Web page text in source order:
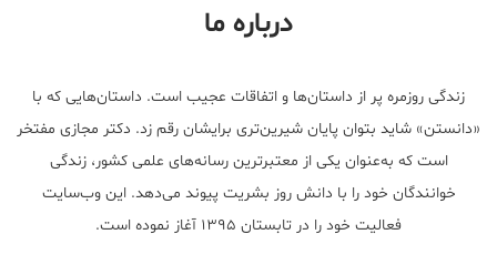
درباره ما
زندگی روزمره پر از داستان‌ها و اتفاقات عجیب است. داستان‌هایی که با
«دانستن» شاید بتوان پایان شیرین‌تری برایشان رقم زد. دکتر مجازی مفتخر
است که به‌عنوان یکی از معتبر‌ترین رسانه‌های علمی کشور، زندگی
خوانندگان خود را با دانش روز بشریت پیوند می‌دهد. این وب‌سایت
فعالیت خود را در تابستان ۱۳۹۵ آغاز نموده است.